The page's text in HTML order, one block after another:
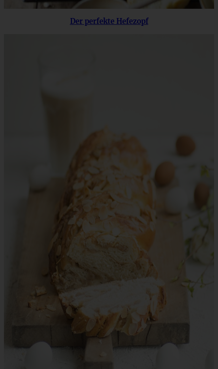
Der perfekte Hefezopf